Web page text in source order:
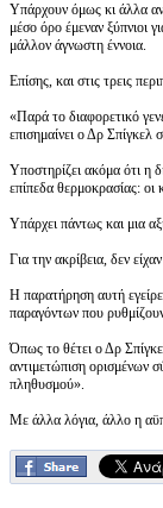
Υπάρχουν όμως κι άλλα
μέσο όρο έμεναν ξύπνιοι
μάλλον άγνωστη έννοια.
Επίσης, και στις τρεις
«Παρά το διαφορετικό
επισημαίνει ο Δρ Σπίγκελ
Υποστηρίζει ακόμα ότι η
επίπεδα θερμοκρασίας: οι
Υπάρχει πάντως και μια
Για την ακρίβεια, δεν
Η παρατήρηση αυτή
παραγόντων που
Όπως το θέτει ο Δρ
αντιμετώπιση ορισμένων
πληθυσμού».
Με άλλα λόγια, άλλο η